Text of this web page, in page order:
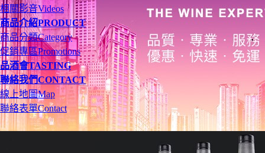
相關影音Videos
商品介紹PRODUCT
商品分類Category
促銷專區Promotions
品酒會TASTING
聯絡我們CONTACT
線上地圖Map
聯絡表單Contact